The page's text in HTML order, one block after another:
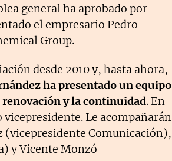
general ha aprobado por
el empresario Pedro
Group.
desde 2010 y, hasta ahora,
ha presentado un equipo
y la continuidad. En
vicepresidente. Le acompañarán
(vicepresidente Comunicación),
y Vicente Monzó